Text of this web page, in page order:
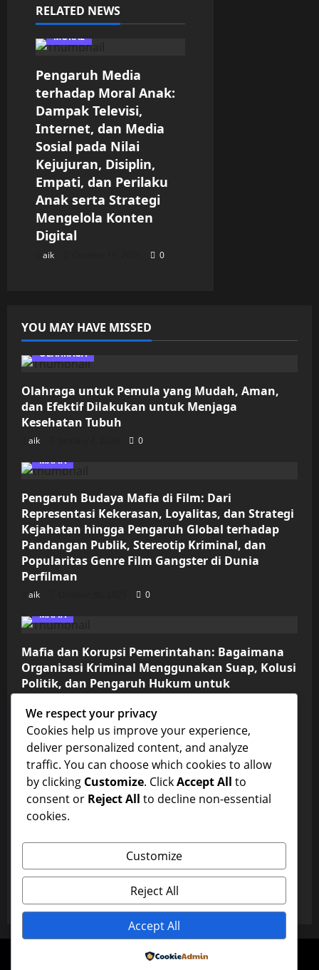
RELATED NEWS
MORAL
Pengaruh Media
terhadap Moral Anak:
Dampak Televisi,
Internet, dan Media
Sosial pada Nilai
Kejujuran, Disiplin,
Empati, dan Perilaku
Anak serta Strategi
Mengelola Konten
Digital
aik 0
YOU MAY HAVE MISSED
OLAHRAGA
Olahraga untuk Pemula yang Mudah, Aman,
dan Efektif Dilakukan untuk Menjaga
Kesehatan Tubuh
aik
0
MAFIA
Pengaruh Budaya Mafia di Film: Dari
Representasi Kekerasan, Loyalitas, dan Strategi
Kejahatan hingga Pengaruh Global terhadap
Pandangan Publik, Stereotip Kriminal, dan
Popularitas Genre Film Gangster di Dunia
Perfilman
aik
0
MAFIA
Mafia dan Korupsi Pemerintahan: Bagaimana
Organisasi Kriminal Menggunakan Suap, Kolusi
Politik, dan Pengaruh Hukum untuk
Mempertahankan Kekuasaan, Mengendalikan
Bisnis Gelap, dan Memperluas Jaringan
Kejahatan di Tingkat Nasional dan
Internasional
aik October 30, 2025
0
FISIKA
Pemahaman Lengkap Fisika Lingkungan dan
Pemanasan Global, Polusi, Energi Terbarukan,
Dinamika Atmosfer, Sumber Daya Alam, dan
Strategi Mitigasi Dampak Lingkungan
aik October 29, 2025 0
Copyright © All rights reserved.|MoreNews
We respect your privacy
Cookies help us improve your experience,
deliver personalized content, and analyze
traffic. You can choose which cookies to allow
by clicking Customize. ClickAccept All to
consent or Reject All to decline non-essential
cookies.
Customize
Reject All
Accept All